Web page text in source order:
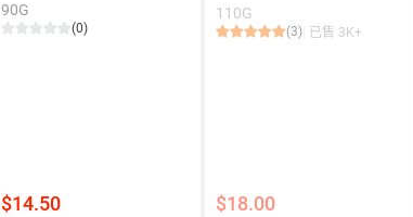
90G
(0)
$14.50
110G
(3) 已售 3K+
$18.00